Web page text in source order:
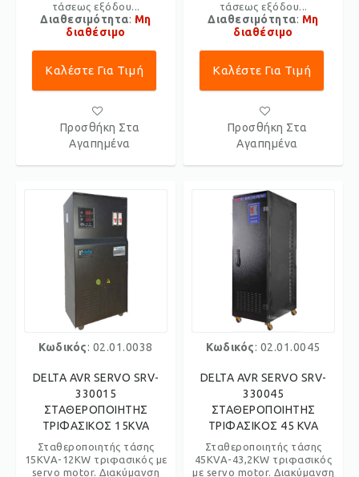
τάσεως εξόδου...
Διαθεσιμότητα: Μη
διαθέσιμο
Καλέστε Για Τιμή
Προσθήκη Στα
Αγαπημένα
Κωδικός: 02.01.0038
DELTA AVR SERVO SRV-
330015
ΣΤΑΘΕΡΟΠΟΙΗΤΗΣ
ΤΡΙΦΑΣΙΚΟΣ 15KVA
Σταθεροποιητής τάσης
15KVA-12KW τριφασικός με
servo motor. Διακύμανση
τάσεως εξόδου...
Διαθεσιμότητα: Μη
διαθέσιμο
Καλέστε Για Τιμή
Προσθήκη Στα
Αγαπημένα
Κωδικός: 02.01.0045
DELTA AVR SERVO SRV-
330045
ΣΤΑΘΕΡΟΠΟΙΗΤΗΣ
ΤΡΙΦΑΣΙΚΟΣ 45 KVA
Σταθεροποιητής τάσης
45KVA-43,2KW τριφασικός
με servo motor. Διακύμανση